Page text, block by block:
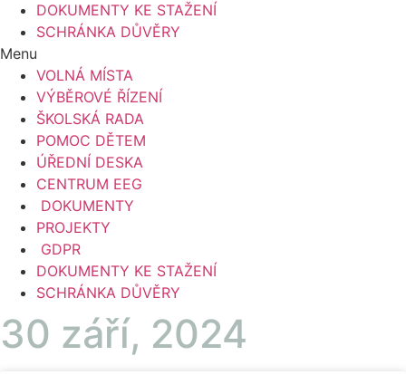
DOKUMENTY KE STAŽENÍ
SCHRÁNKA DŮVĚRY
Menu
VOLNÁ MÍSTA
VÝBĚROVÉ ŘÍZENÍ
ŠKOLSKÁ RADA
POMOC DĚTEM
ÚŘEDNÍ DESKA
CENTRUM EEG
DOKUMENTY
PROJEKTY
GDPR
DOKUMENTY KE STAŽENÍ
SCHRÁNKA DŮVĚRY
30 září, 2024